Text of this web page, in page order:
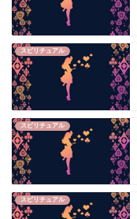
スピリチュアル
スピリチュアル
スピリチュアル